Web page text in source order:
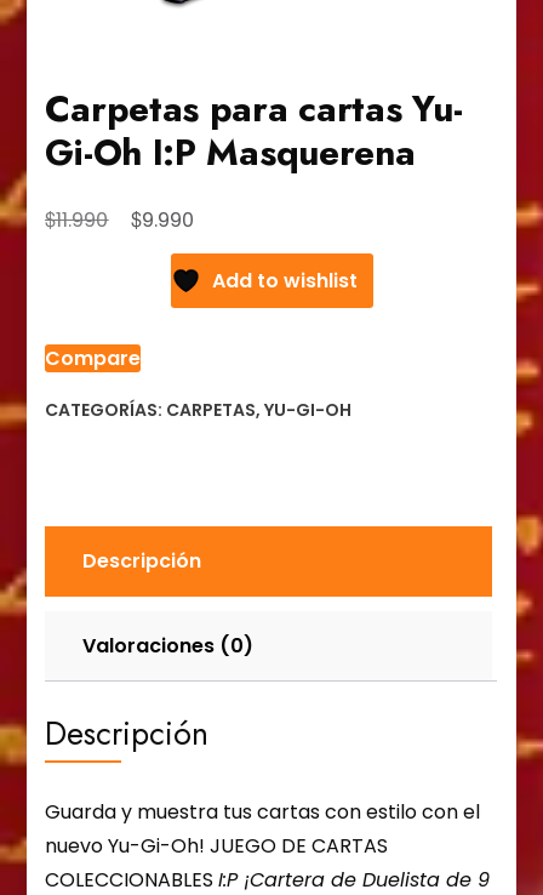
Carpetas para cartas Yu-
Gi-Oh I:P Masquerena
$11.990
El
precio
original
$11.990.
$9.990
precio
actual
Add to wishlist
Compare
CATEGORÍAS: CARPETAS,YU-GI-OH
Descripción
Valoraciones (0)
Descripción
Guarda y muestra tus cartas con estilo con el
nuevo Yu-Gi-Oh! JUEGO DE CARTAS
COLECCIONABLESI:P ¡Cartera de Duelista de 9